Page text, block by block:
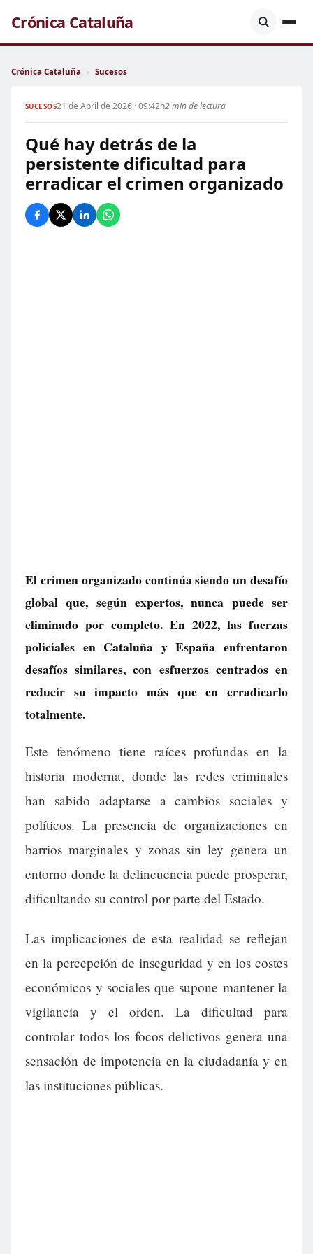
Crónica Cataluña
Crónica Cataluña › Sucesos
SUCESOS21 de Abril de 2026 · 09:42h2 min de lectura
Qué hay detrás de la
persistente dificultad para
erradicar el crimen organizado
El crimen organizado continúa siendo un desafío
global que, según expertos, nunca puede ser
eliminado por completo. En 2022, las fuerzas
policiales en Cataluña y España enfrentaron
desafíos similares, con esfuerzos centrados en
reducir su impacto más que en erradicarlo
totalmente.
Este fenómeno tiene raíces profundas en la
historia moderna, donde las redes criminales
han sabido adaptarse a cambios sociales y
políticos. La presencia de organizaciones en
barrios marginales y zonas sin ley genera un
entorno donde la delincuencia puede prosperar,
dificultando su control por parte del Estado.
Las implicaciones de esta realidad se reflejan
en la percepción de inseguridad y en los costes
económicos y sociales que supone mantener la
vigilancia y el orden. La dificultad para
controlar todos los focos delictivos genera una
sensación de impotencia en la ciudadanía y en
las instituciones públicas.